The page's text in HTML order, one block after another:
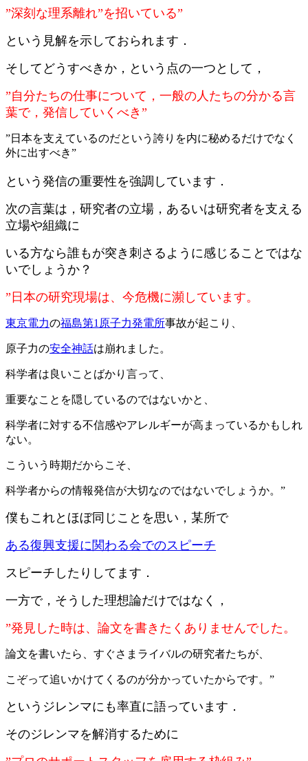
”深刻な理系離れ”を招いている”
という見解を示しておられます．
そしてどうすべきか，という点の一つとして，
”自分たちの仕事について，一般の人たちの分かる言
葉で，発信していくべき”
”日本を支えているのだという誇りを内に秘めるだけでなく
外に出すべき”
という発信の重要性を強調しています．
次の言葉は，研究者の立場，あるいは研究者を支える
立場や組織に
いる方なら誰もが突き刺さるように感じることではな
いでしょうか？
”日本の研究現場は、今危機に瀕しています。
東京電力の福島第1原子力発電所事故が起こり、
原子力の安全神話は崩れました。
科学者は良いことばかり言って、
重要なことを隠しているのではないかと、
科学者に対する不信感やアレルギーが高まっているかもしれ
ない。
こういう時期だからこそ、
科学者からの情報発信が大切なのではないでしょうか。”
僕もこれとほぼ同じことを思い，某所で
ある復興支援に関わる会でのスピーチ
スピーチしたりしてます．
一方で，そうした理想論だけではなく，
”発見した時は、論文を書きたくありませんでした。
論文を書いたら、すぐさまライバルの研究者たちが、
こぞって追いかけてくるのが分かっていたからです。”
というジレンマにも率直に語っています．
そのジレンマを解消するために